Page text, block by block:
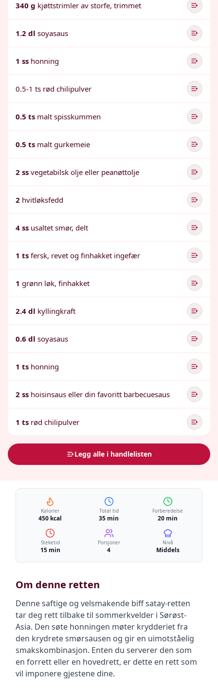
340 g kjøttstrimler av storfe, trimmet
1.2 dl soyasaus
1 ss honning
0.5-1 ts rød chilipulver
0.5 ts malt spisskummen
0.5 ts malt gurkemeie
2 ss vegetabilsk olje eller peanøttolje
2 hvitløksfedd
4 ss usaltet smør, delt
1 ts fersk, revet og finhakket ingefær
1 grønn løk, finhakket
2.4 dl kyllingkraft
0.6 dl soyasaus
1 ts honning
2 ss hoisinsaus eller din favoritt barbecuesaus
1 ts rød chilipulver
Legg alle i handlelisten
Kalorier
450 kcal
Total tid
35 min
Forberedelse
20 min
Steketid
15 min
Porsjoner
4
Nivå
Middels
Om denne retten
Denne saftige og velsmakende biff satay-retten
tar deg rett tilbake til sommerkvelder i Sørøst-
Asia. Den søte honningen møter krydderiet fra
den krydrete smørsausen og gir en uimotståelig
smakskombinasjon. Enten du serverer den som
en forrett eller en hovedrett, er dette en rett som
vil imponere gjestene dine.